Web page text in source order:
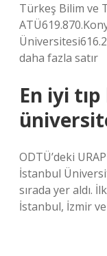
Türkeş Bilim ve
daha fazla satır
En iyi
ODTÜ’deki
İstanbul
sırada yer aldı.
İstanbul, İzmir